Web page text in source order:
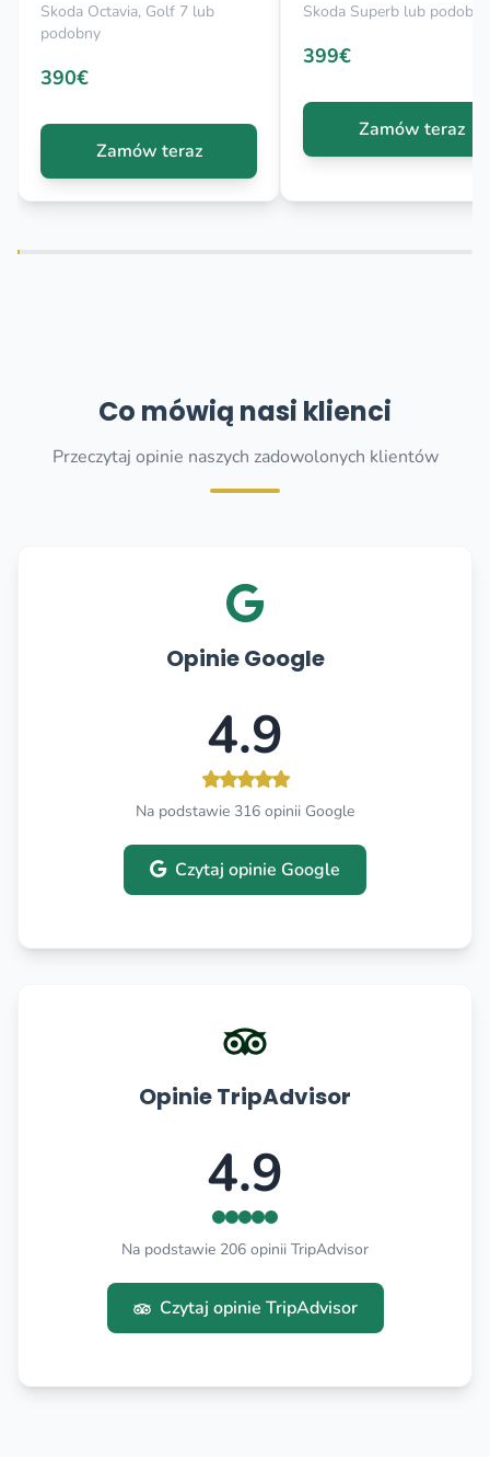
Skoda Octavia, Golf 7 lub
podobny
390€
Zamów teraz
Skoda Superb lub podobny
399€
Zamów teraz
Co mówią nasi klienci
Przeczytaj opinie naszych zadowolonych klientów
Opinie Google
4.9
Na podstawie 316 opinii Google
Czytaj opinie Google
Opinie TripAdvisor
4.9
Na podstawie 206 opinii TripAdvisor
Czytaj opinie TripAdvisor